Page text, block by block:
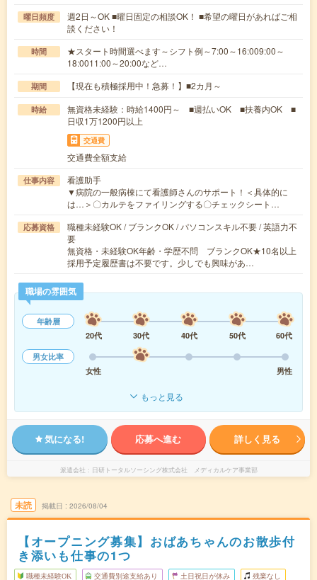
曜日頻度
週2日～OK ■曜日固定の相談OK！ ■希望の曜日があればご相
談ください！
時間
★スタート時間選べます～シフト例～7:00～16:009:00～
18:0011:00～20:00など…
期間 【現在も積極採用中！急募！】■2カ月～
時給
無資格未経験：時給1400円～ ■週払いOK ■扶養内OK ■
日収1万1200円以上
交通費
交通費全額支給
仕事内容
看護助手
▼病院の一般病棟にて看護師さんのサポート！＜具体的に
は…＞〇カルテをファイリングする〇チェックシート…
応募資格
職種未経験OK / ブランクOK / パソコンスキル不要 / 英語力不
要
無資格・未経験OK年齢・学歴不問 ブランクOK★10名以上
採用予定履歴書は不要です。少しでも興味があ…
職場の雰囲気
年齢層
20代
30代 40代 50代
60代
男女比率
女性
男性
もっと見る
気になる! 応募へ進む 詳しく見る
派遣会社 日研トータルソーシング株式会社 メディカルケア事業部
未読 掲載日 2026/08/04
【オープニング募集】おばあちゃんのお散歩付
き添いも仕事の1つ
職種未経験OK 交通費別途支給あり 土日祝日が休み 残業なし